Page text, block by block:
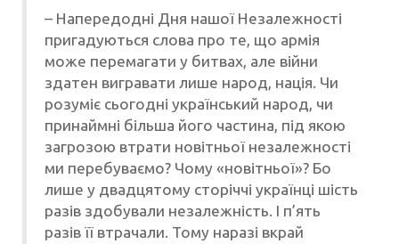
– Напередодні Дня нашої Незалежності
пригадуються слова про те, що армія
може перемагати у битвах, але війни
здатен вигравати лише народ, нація. Чи
розуміє сьогодні український народ, чи
принаймні більша його частина, під якою
загрозою втрати новітньої незалежності
ми перебуваємо? Чому «новітньої»? Бо
лише у двадцятому сторіччі українці шість
разів здобували незалежність. І п’ять
разів її втрачали. Тому наразі вкрай